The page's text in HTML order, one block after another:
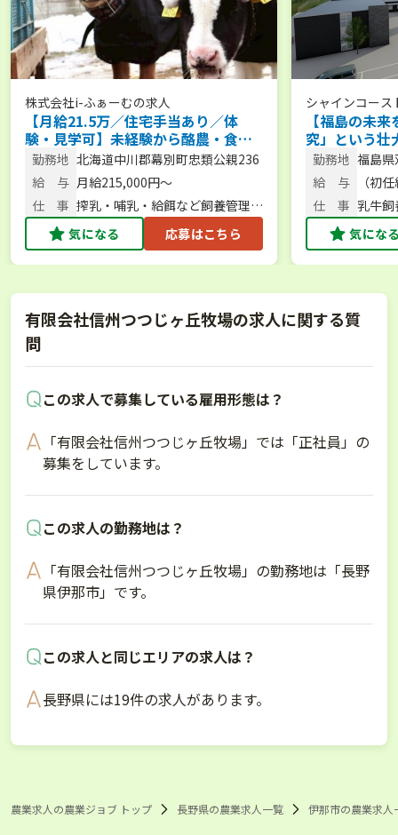
株式会社i-ふぁーむの求人
【月給21.5万／住宅手当あり／体
験・見学可】未経験から酪農・食
育・6次化まで幅広く学べる環境で一
緒に牧場を盛り上げませんか？
勤務地 北海道中川郡幕別町忠類公親236
給 与 月給215,000円～
仕 事 搾乳・哺乳・給餌など飼養管理、
酪農体験サポート
気になる 応募はこちら
シャインコース
【福島の未
究」という壮
なたの市場
ませんか？
勤務地 福島
松24
給 与
（初
仕 事 乳牛
気にな
有限会社信州つつじヶ丘牧場の求人に関する質
問
この求人で募集している雇用形態は？
「有限会社信州つつじヶ丘牧場」では「正社員」の
募集をしています。
この求人の勤務地は？
「有限会社信州つつじヶ丘牧場」の勤務地は「長野
県伊那市」です。
この求人と同じエリアの求人は？
長野県には19件の求人があります。
農業求人の農業ジョブ トップ 長野県の農業求人一覧 伊那市の農業求人